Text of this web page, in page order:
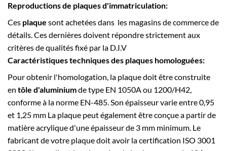
Reproductions de plaques d'immatriculation:
Ces plaque sont achetées dans les magasins de commerce de
détails. Ces dernières doivent répondre strictement aux
critères de qualités fixé par la D.I.V
Caractéristiques techniques des plaques homologuées:
Pour obtenir l'homologation, la plaque doit être construite
en tôle d'aluminiumde type EN 1050A ou 1200/H42,
conforme à la norme EN-485. Son épaisseur varie entre 0,95
et 1,25 mm La plaque peut également être conçue a partir de
matière acrylique d'une épaisseur de 3 mm minimum. Le
fabricant de votre plaque doit avoir la certification ISO 3001